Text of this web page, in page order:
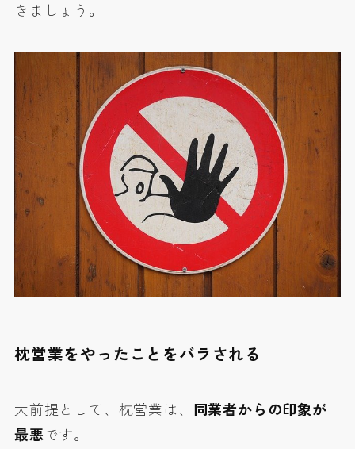
きましょう。
枕営業をやったことをバラされる
大前提として、枕営業は、 同業者からの印象が
最悪です。